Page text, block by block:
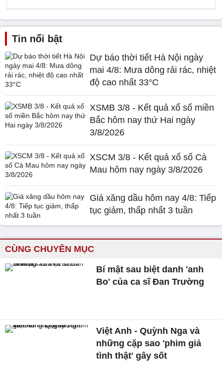
Tin nổi bật
Dự báo thời tiết Hà Nội ngày
mai 4/8: Mưa dông rải rác, nhiệt
độ cao nhất 33°C
XSMB 3/8 - Kết quả xổ số miền
Bắc hôm nay thứ Hai ngày
3/8/2026
XSCM 3/8 - Kết quả xổ số Cà
Mau hôm nay ngày 3/8/2026
Giá xăng dầu hôm nay 4/8: Tiếp
tục giảm, thấp nhất 3 tuần
CÙNG CHUYÊN MỤC
Bí mật sau biệt danh 'anh
Bo' của ca sĩ Đan Trường
Việt Anh - Quỳnh Nga và
những cặp sao 'phim giả
tình thật' gây sốt